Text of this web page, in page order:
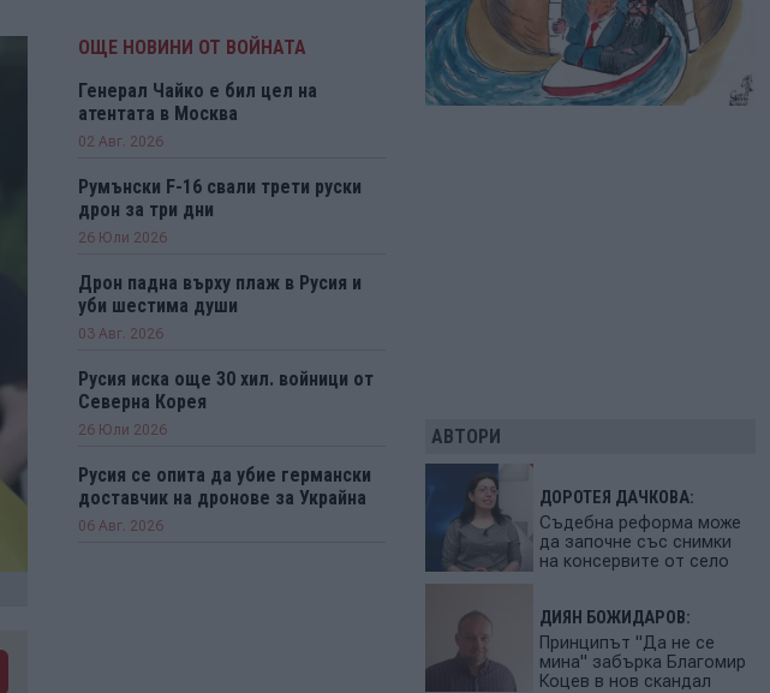
ОЩЕ НОВИНИ ОТ ВОЙНАТА
Генерал Чайко е бил цел на
атентата в Москва
02 Авг. 2026
Румънски F-16 свали трети руски
дрон за три дни
26 Юли 2026
Дрон падна върху плаж в Русия и
уби шестима души
03 Авг. 2026
Русия иска още 30 хил. войници от
Северна Корея
26 Юли 2026
Русия се опита да убие германски
доставчик на дронове за Украйна
06 Авг. 2026
АВТОРИ
ДОРОТЕЯ ДАЧКОВА:
Съдебна реформа може
да започне със снимки
на консервите от село
ДИЯН БОЖИДАРОВ:
Принципът "Да не се
мина" забърка Благомир
Коцев в нов скандал